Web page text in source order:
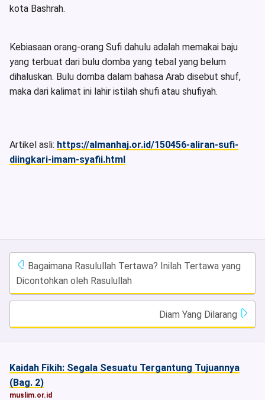
kota Bashrah.
Kebiasaan orang-orang Sufi dahulu adalah memakai baju
yang terbuat dari bulu domba yang tebal yang belum
dihaluskan. Bulu domba dalam bahasa Arab disebut shuf,
maka dari kalimat ini lahir istilah shufi atau shufiyah.
Artikel asli: https://almanhaj.or.id/150456-aliran-sufi-
diingkari-imam-syafii.html
Bagaimana Rasulullah Tertawa? Inilah Tertawa yang
Dicontohkan oleh Rasulullah
Diam Yang Dilarang
Kaidah Fikih: Segala Sesuatu Tergantung Tujuannya
(Bag. 2)
muslim.or.id